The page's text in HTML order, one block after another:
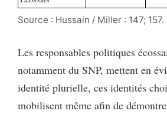
Source : Hussain / Miller : 147; 157.
Les responsables politiques
notamment du SNP, mettent en
identité plurielle, ces identités
mobilisent même afin de